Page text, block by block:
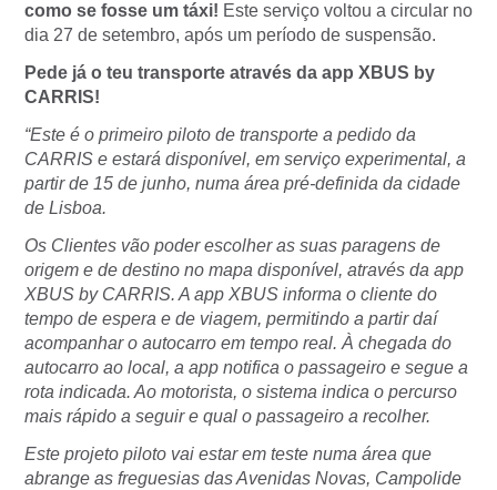
como se fosse um táxi! Este serviço voltou a circular no
dia 27 de setembro, após um período de suspensão.
Pede já o teu transporte através da app XBUS by
CARRIS!
“Este é o primeiro piloto de transporte a pedido da
CARRIS e estará disponível, em serviço experimental, a
partir de 15 de junho, numa área pré-definida da cidade
de Lisboa.
Os Clientes vão poder escolher as suas paragens de
origem e de destino no mapa disponível, através da app
XBUS by CARRIS. A app XBUS informa o cliente do
tempo de espera e de viagem, permitindo a partir daí
acompanhar o autocarro em tempo real. À chegada do
autocarro ao local, a app notifica o passageiro e segue a
rota indicada. Ao motorista, o sistema indica o percurso
mais rápido a seguir e qual o passageiro a recolher.
Este projeto piloto vai estar em teste numa área que
abrange as freguesias das Avenidas Novas, Campolide